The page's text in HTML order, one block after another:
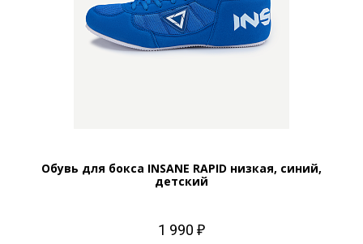
Обувь для бокса INSANE RAPID низкая, синий,
детский
1 990 ₽